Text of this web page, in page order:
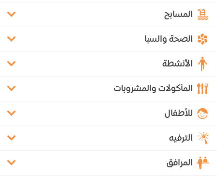
المسابح
الصحة والسبا
الأنشطة
المأكولات والمشروبات
للأطفال
الترفيه
المرافق